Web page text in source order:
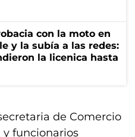
con la moto en
y la subía a las redes:
la licenica hasta
de Comercio
y funcionarios